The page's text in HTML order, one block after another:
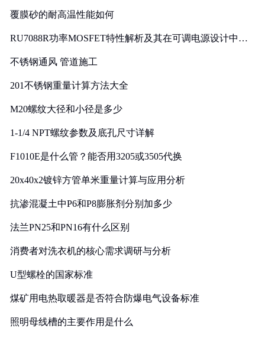
覆膜砂的耐高温性能如何
RU7088R功率MOSFET特性解析及其在可调电源设计中的
不锈钢通风 管道施工
201不锈钢重量计算方法大全
M20螺纹大径和小径是多少
1-1/4 NPT螺纹参数及底孔尺寸详解
F1010E是什么管？能否用3205或3505代换
20x40x2镀锌方管单米重量计算与应用分析
抗渗混凝土中P6和P8膨胀剂分别加多少
法兰PN25和PN16有什么区别
消费者对洗衣机的核心需求调研与分析
U型螺栓的国家标准
煤矿用电热取暖器是否符合防爆电气设备标准
照明母线槽的主要作用是什么